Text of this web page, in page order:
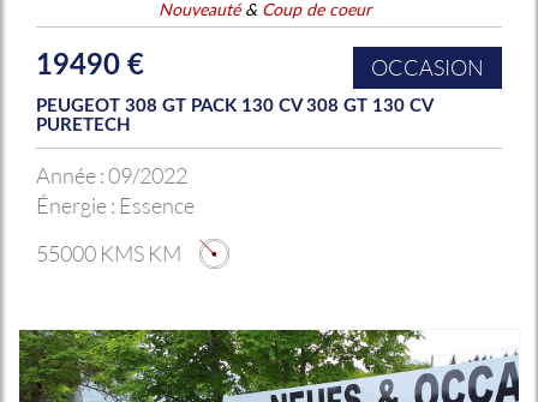
Nouveauté& Coup de coeur
19490 € OCCASION
PEUGEOT 308 GT PACK 130 CV 308 GT 130 CV
PURETECH
Année :09/2022
Énergie : Essence
55000 KMS KM